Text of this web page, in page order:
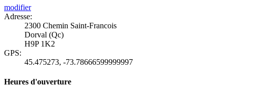
modifier
Adresse:
2300 Chemin Saint-Francois
Dorval (Qc)
H9P 1K2
GPS:
45.475273, -73.78666599999997
Heures d'ouverture